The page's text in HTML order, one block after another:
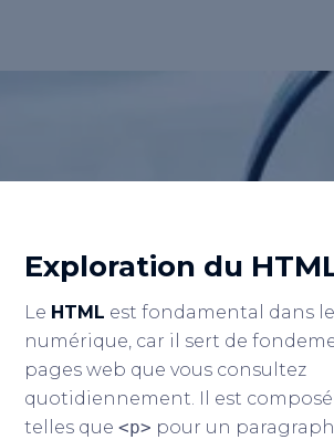
Exploration du
Le HTML est fondamental dans
numérique, car il sert de
pages web que vous consultez
quotidiennement. Il est composé
telles que<p> pour un